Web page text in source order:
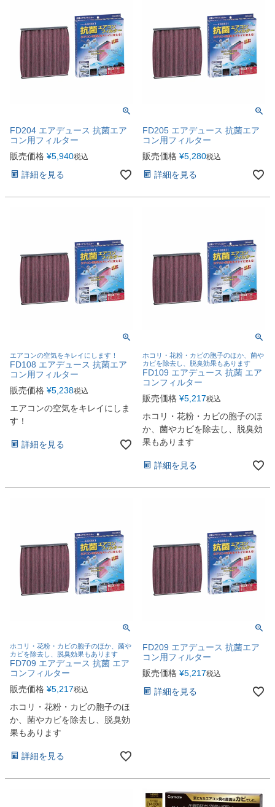
FD204 エアデュース 抗菌エア
コン用フィルター
販売価格 ¥5,940税込
詳細を見る
FD205 エアデュース 抗菌エア
コン用フィルター
販売価格 ¥5,280税込
詳細を見る
エアコンの空気をキレイにします！
FD108 エアデュース 抗菌エア
コン用フィルター
販売価格 ¥5,238税込
エアコンの空気をキレイにしま
す！
詳細を見る
ホコリ・花粉・カビの胞子のほか、菌や
カビを除去し、脱臭効果もあります
FD109 エアデュース 抗菌 エア
コンフィルター
販売価格 ¥5,217税込
ホコリ・花粉・カビの胞子のほ
か、菌やカビを除去し、脱臭効
果もあります
詳細を見る
ホコリ・花粉・カビの胞子のほか、菌や
カビを除去し、脱臭効果もあります
FD709 エアデュース 抗菌 エア
コンフィルター
販売価格 ¥5,217税込
ホコリ・花粉・カビの胞子のほ
か、菌やカビを除去し、脱臭効
果もあります
詳細を見る
FD209 エアデュース 抗菌エア
コン用フィルター
販売価格 ¥5,217税込
詳細を見る